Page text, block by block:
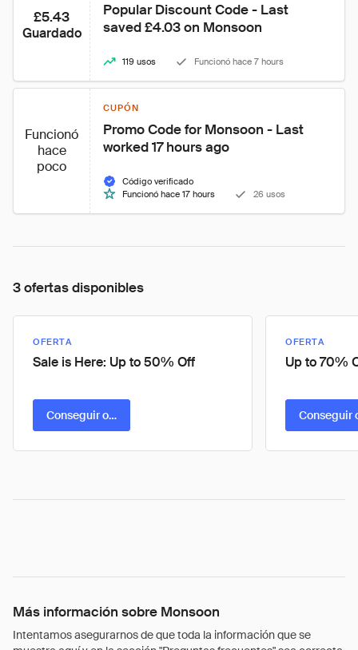
£5.43
Guardado
Popular Discount Code - Last
saved £4.03 on Monsoon
119 usos Funcionó hace 7 hours
Funcionó
hace
poco
CUPÓN
Promo Code for Monsoon - Last
worked 17 hours ago
Código verificado
Funcionó hace 17 hours
26 usos
3 ofertas disponibles
OFERTA
Sale is Here: Up to 50% Off
Conseguir oferta
OFERTA
Up to 70%
Conseguir
Más información sobre Monsoon
Intentamos asegurarnos de que toda la información que se